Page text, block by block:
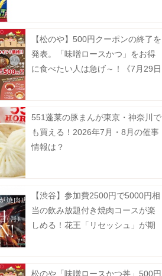
【松のや】500円クーポンの終了を
発表。「味噌ロースかつ」をお得
に食べたい人は急げ～！《7月29日
551蓬莱の豚まんが東京・神奈川で
も買える！2026年7月・8月の催事
情報は？
【渋谷】参加費2500円で5000円相
当の飲み放題付き焼肉コースが楽
しめる！花王「リセッシュ」が期
松のや「味噌ロースかつ丼」500円